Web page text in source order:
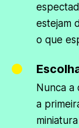
estejam
o que
Nunca a
a